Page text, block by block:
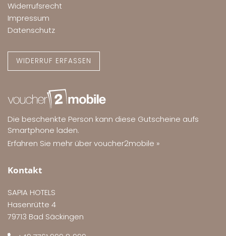
Widerrufsrecht
Impressum
Datenschutz
WIDERRUF ERFASSEN
Die beschenkte Person kann diese Gutscheine aufs
Smartphone laden.
Erfahren Sie mehr über voucher2mobile »
Kontakt
SAPIA HOTELS
Hasenrütte 4
79713 Bad Säckingen